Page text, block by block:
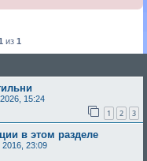
из 1
15:24
1 2 3
в этом разделе
2016, 23:09